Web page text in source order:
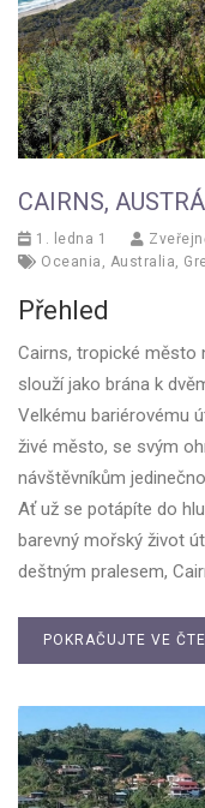
CAIRNS,
1. ledna 1
Oceania , Australia,
Přehled
Cairns, tropické město
slouží jako brána k
Velkému bariérovému
živé město, se svým
návštěvníkům
Ať už se potápíte do
barevný mořský život
deštným pralesem,
POKRAČUJTE VE